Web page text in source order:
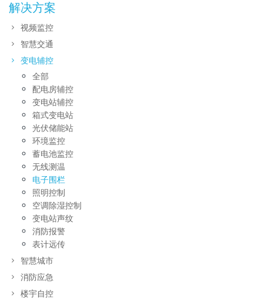
解决方案
视频监控
智慧交通
变电辅控
全部
配电房辅控
变电站辅控
箱式变电站
光伏储能站
环境监控
蓄电池监控
无线测温
电子围栏
照明控制
空调除湿控制
变电站声纹
消防报警
表计远传
智慧城市
消防应急
楼宇自控